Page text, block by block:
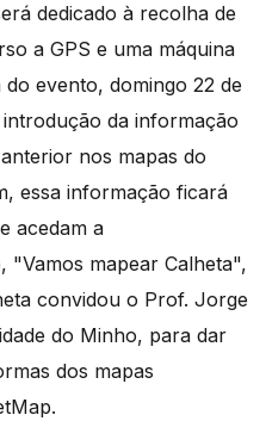
dedicado à recolha de
a GPS e uma máquina
evento, domingo 22 de
da informação
nos mapas do
essa informação ficará
acedam a
"Vamos mapear Calheta",
convidou o Prof. Jorge
do Minho, para dar
dos mapas